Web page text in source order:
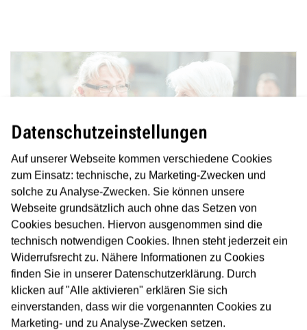
Service für Fahrgäste
Mehr
Datenschutzeinstellungen
Auf unserer Webseite kommen verschiedene Cookies
zum Einsatz: technische, zu Marketing-Zwecken und
solche zu Analyse-Zwecken. Sie können unsere
Webseite grundsätzlich auch ohne das Setzen von
Cookies besuchen. Hiervon ausgenommen sind die
technisch notwendigen Cookies. Ihnen steht jederzeit ein
Widerrufsrecht zu. Nähere Informationen zu Cookies
finden Sie in unserer Datenschutzerklärung. Durch
klicken auf "Alle aktivieren" erklären Sie sich
einverstanden, dass wir die vorgenannten Cookies zu
Marketing- und zu Analyse-Zwecken setzen.